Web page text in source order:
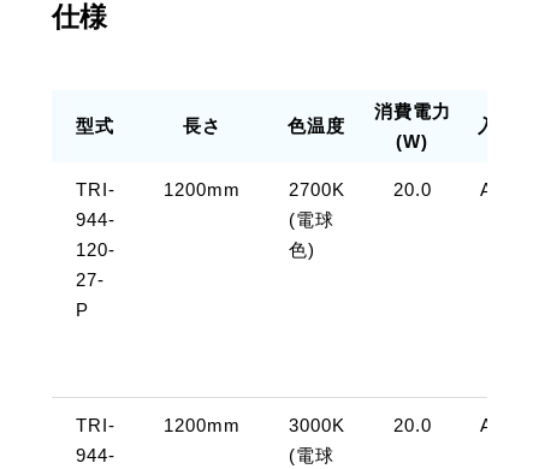
仕様
型式 長さ 色温度
消費電力
(W)
入力
TRI-
944-
120-
27-
P
1200mm
2700K
(電球
色)
20.0
TRI-
944-
1200mm
3000K
(電球
20.0